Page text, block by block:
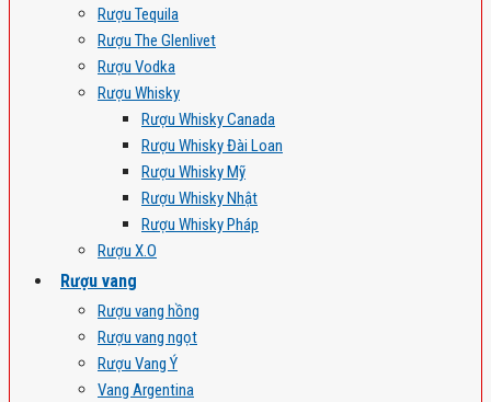
Rượu Tequila
Rượu The Glenlivet
Rượu Vodka
Rượu Whisky
Rượu Whisky Canada
Rượu Whisky Đài Loan
Rượu Whisky Mỹ
Rượu Whisky Nhật
Rượu Whisky Pháp
Rượu X.O
Rượu vang
Rượu vang hồng
Rượu vang ngọt
Rượu Vang Ý
Vang Argentina